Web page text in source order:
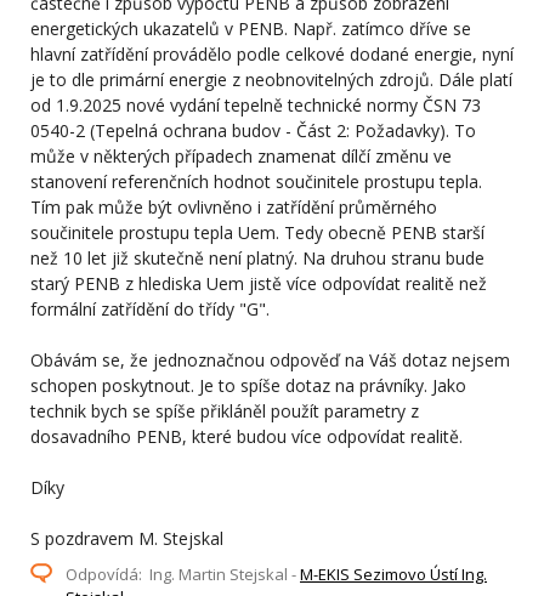
energetických ukazatelů v PENB. Např. zatímco dříve se
hlavní zatřídění provádělo podle celkové dodané energie, nyní
je to dle primární energie z neobnovitelných zdrojů. Dále platí
od 1.9.2025 nové vydání tepelně technické normy ČSN 73
0540-2 (Tepelná ochrana budov - Část 2: Požadavky). To
může v některých případech znamenat dílčí změnu ve
stanovení referenčních hodnot součinitele prostupu tepla.
Tím pak může být ovlivněno i zatřídění průměrného
součinitele prostupu tepla Uem. Tedy obecně PENB starší
než 10 let již skutečně není platný. Na druhou stranu bude
starý PENB z hlediska Uem jistě více odpovídat realitě než
formální zatřídění do třídy "G".
Obávám se, že jednoznačnou odpověď na Váš dotaz nejsem
schopen poskytnout. Je to spíše dotaz na právníky. Jako
technik bych se spíše přikláněl použít parametry z
dosavadního PENB, které budou více odpovídat realitě.
Díky
S pozdravem M. Stejskal
Odpovídá: Ing. Martin Stejskal -M-EKIS Sezimovo Ústí Ing.